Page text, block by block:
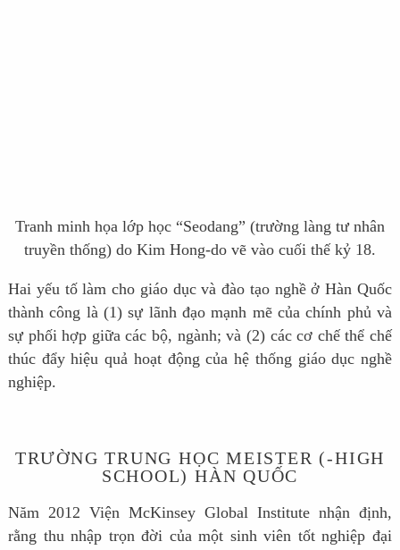
Tranh minh họa lớp học “Seodang” (trường làng tư nhân
truyền thống) do Kim Hong-do vẽ vào cuối thế kỷ 18.
Hai yếu tố làm cho giáo dục và đào tạo nghề ở Hàn Quốc
thành công là (1) sự lãnh đạo mạnh mẽ của chính phủ và
sự phối hợp giữa các bộ, ngành; và (2) các cơ chế thể chế
thúc đẩy hiệu quả hoạt động của hệ thống giáo dục nghề
nghiệp.
TRƯỜNG TRUNG HỌC MEISTER (-HIGH
SCHOOL) HÀN QUỐC
Năm 2012 Viện McKinsey Global Institute nhận định,
rằng thu nhập trọn đời của một sinh viên tốt nghiệp đại